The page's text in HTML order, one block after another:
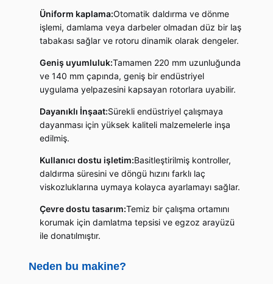
Üniform kaplama:Otomatik daldırma ve dönme
işlemi, damlama veya darbeler olmadan düz bir laş
tabakası sağlar ve rotoru dinamik olarak dengeler.
Geniş uyumluluk:Tamamen 220 mm uzunluğunda
ve 140 mm çapında, geniş bir endüstriyel
uygulama yelpazesini kapsayan rotorlara uyabilir.
Dayanıklı İnşaat:Sürekli endüstriyel çalışmaya
dayanması için yüksek kaliteli malzemelerle inşa
edilmiş.
Kullanıcı dostu işletim:Basitleştirilmiş kontroller,
daldırma süresini ve döngü hızını farklı laç
viskozluklarına uymaya kolayca ayarlamayı sağlar.
Çevre dostu tasarım:Temiz bir çalışma ortamını
korumak için damlatma tepsisi ve egzoz arayüzü
ile donatılmıştır.
Neden bu makine?